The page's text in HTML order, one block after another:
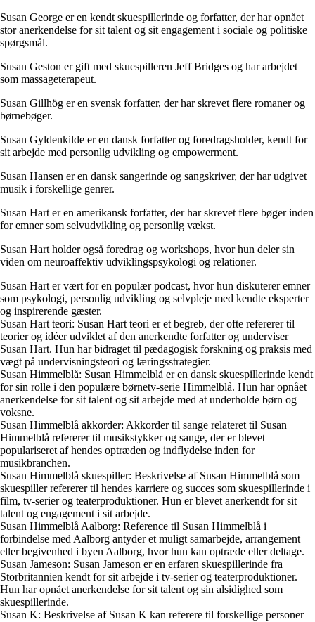
Susan George er en kendt skuespillerinde og forfatter, der har opnået
stor anerkendelse for sit talent og sit engagement i sociale og politiske
spørgsmål.
Susan Geston er gift med skuespilleren Jeff Bridges og har arbejdet
som massageterapeut.
Susan Gillhög er en svensk forfatter, der har skrevet flere romaner og
børnebøger.
Susan Gyldenkilde er en dansk forfatter og foredragsholder, kendt for
sit arbejde med personlig udvikling og empowerment.
Susan Hansen er en dansk sangerinde og sangskriver, der har udgivet
musik i forskellige genrer.
Susan Hart er en amerikansk forfatter, der har skrevet flere bøger inden
for emner som selvudvikling og personlig vækst.
Susan Hart holder også foredrag og workshops, hvor hun deler sin
viden om neuroaffektiv udviklingspsykologi og relationer.
Susan Hart er vært for en populær podcast, hvor hun diskuterer emner
som psykologi, personlig udvikling og selvpleje med kendte eksperter
og inspirerende gæster.
Susan Hart teori: Susan Hart teori er et begreb, der ofte refererer til
teorier og idéer udviklet af den anerkendte forfatter og underviser
Susan Hart. Hun har bidraget til pædagogisk forskning og praksis med
vægt på undervisningsteori og læringsstrategier.
Susan Himmelblå: Susan Himmelblå er en dansk skuespillerinde kendt
for sin rolle i den populære børnetv-serie Himmelblå. Hun har opnået
anerkendelse for sit talent og sit arbejde med at underholde børn og
voksne.
Susan Himmelblå akkorder: Akkorder til sange relateret til Susan
Himmelblå refererer til musikstykker og sange, der er blevet
populariseret af hendes optræden og indflydelse inden for
musikbranchen.
Susan Himmelblå skuespiller: Beskrivelse af Susan Himmelblå som
skuespiller refererer til hendes karriere og succes som skuespillerinde i
film, tv-serier og teaterproduktioner. Hun er blevet anerkendt for sit
talent og engagement i sit arbejde.
Susan Himmelblå Aalborg: Reference til Susan Himmelblå i
forbindelse med Aalborg antyder et muligt samarbejde, arrangement
eller begivenhed i byen Aalborg, hvor hun kan optræde eller deltage.
Susan Jameson: Susan Jameson er en erfaren skuespillerinde fra
Storbritannien kendt for sit arbejde i tv-serier og teaterproduktioner.
Hun har opnået anerkendelse for sit talent og sin alsidighed som
skuespillerinde.
Susan K: Beskrivelse af Susan K kan referere til forskellige personer